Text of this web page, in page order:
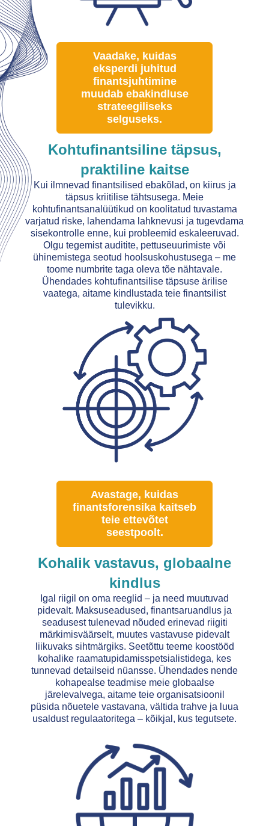
Vaadake, kuidas
eksperdi juhitud
finantsjuhtimine
muudab ebakindluse
strateegiliseks
selguseks.
Kohtufinantsiline täpsus,
praktiline kaitse
Kui ilmnevad finantsilised ebakõlad, on kiirus ja
täpsus kriitilise tähtsusega. Meie
kohtufinantsanalüütikud on koolitatud tuvastama
varjatud riske, lahendama lahknevusi ja tugevdama
sisekontrolle enne, kui probleemid eskaleeruvad.
Olgu tegemist auditite, pettuseuurimiste või
ühinemistega seotud hoolsuskohustusega – me
toome numbrite taga oleva tõe nähtavale.
Ühendades kohtufinantsilise täpsuse ärilise
vaatega, aitame kindlustada teie finantsilist
tulevikku.
Avastage, kuidas
finantsforensika kaitseb
teie ettevõtet
seestpoolt.
Kohalik vastavus, globaalne
kindlus
Igal riigil on oma reeglid – ja need muutuvad
pidevalt. Maksuseadused, finantsaruandlus ja
seadusest tulenevad nõuded erinevad riigiti
märkimisväärselt, muutes vastavuse pidevalt
liikuvaks sihtmärgiks. Seetõttu teeme koostööd
kohalike raamatupidamisspetsialistidega, kes
tunnevad detailseid nüansse. Ühendades nende
kohapealse teadmise meie globaalse
järelevalvega, aitame teie organisatsioonil
püsida nõuetele vastavana, vältida trahve ja luua
usaldust regulaatoritega – kõikjal, kus tegutsete.